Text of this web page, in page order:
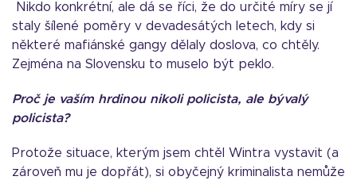
Nikdo konkrétní, ale dá se říci, že do určité míry se jí
staly šílené poměry v devadesátých letech, kdy si
některé mafiánské gangy dělaly doslova, co chtěly.
Zejména na Slovensku to muselo být peklo.
Proč je vaším hrdinou nikoli policista, ale bývalý
policista?
Protože situace, kterým jsem chtěl Wintra vystavit (a
zároveň mu je dopřát), si obyčejný kriminalista nemůže